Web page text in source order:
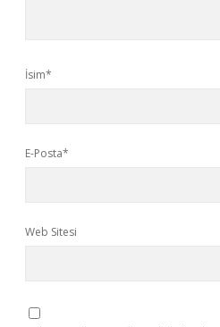
İsim*
E-Posta*
Web Sitesi